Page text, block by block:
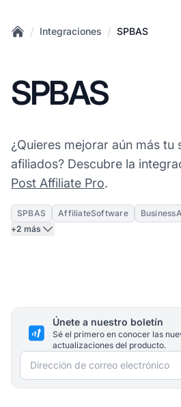
/ Integraciones / SPBAS
SPBAS
¿Quieres mejorar aún más tu
afiliados? Descubre la
Post Affiliate Pro.
SPBAS AffiliateSoftware
+2 más
Únete a nuestro boletín
Sé el primero en conocer las
actualizaciones del producto.
Dirección de correo